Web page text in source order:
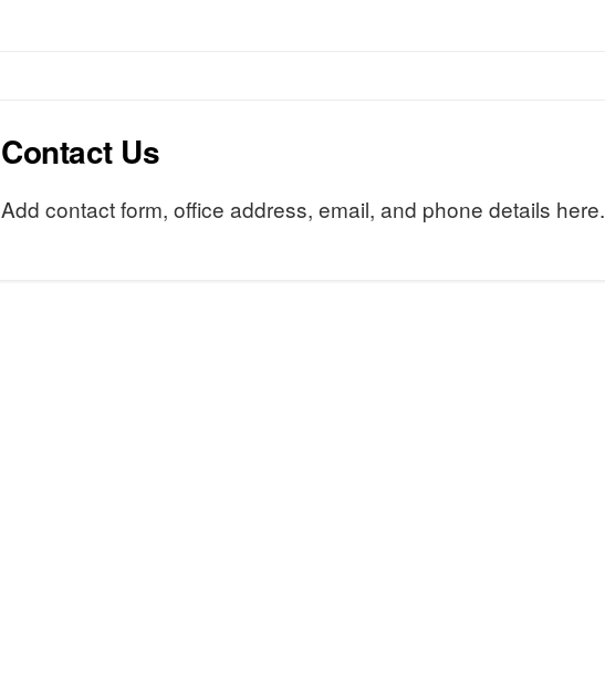
Contact Us
Add contact form, office address, email, and phone details here.